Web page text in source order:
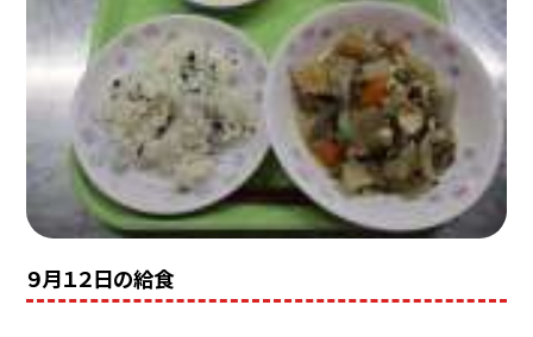
９月１２日の給食